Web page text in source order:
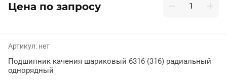
Цена по запросу
Артикул: нет
Подшипник качения шариковый 6316 (316) радиальный
однорядный